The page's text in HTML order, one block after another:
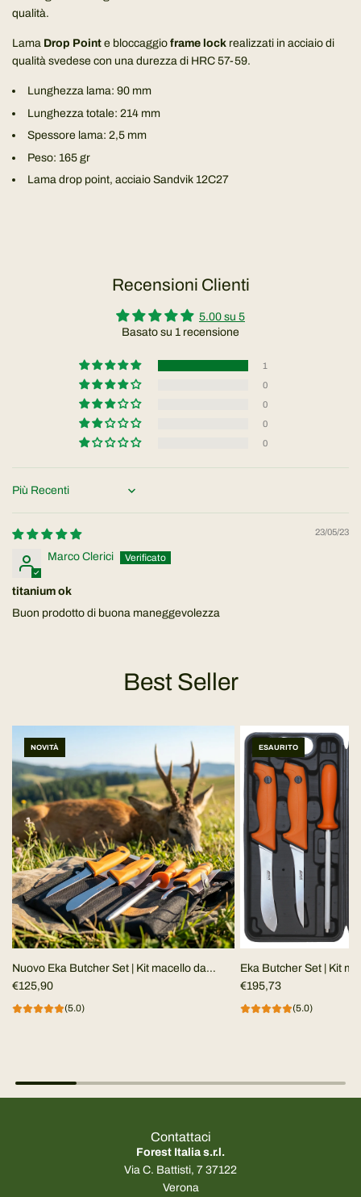
qualità.
Lama Drop Point e bloccaggio frame lock realizzati in acciaio di
qualità svedese con una durezza di HRC 57-59.
Lunghezza lama: 90 mm
Lunghezza totale: 214 mm
Spessore lama: 2,5 mm
Peso: 165 gr
Lama drop point, acciaio Sandvik 12C27
Recensioni Clienti
5.00 su 5
Basato su 1 recensione
1
0
0
0
0
Sort by
23/05/23
Marco Clerici
titanium ok
Buon prodotto di buona maneggevolezza
Best Seller
NOVITÀ
Nuovo Eka Butcher Set | Kit macello da
campo
€125,90
(5.0)
ESAURITO
Eka Butcher Set | Kit
€195,73
(5.0)
Contattaci
Forest Italia s.r.l.
Via C. Battisti, 7 37122
Verona